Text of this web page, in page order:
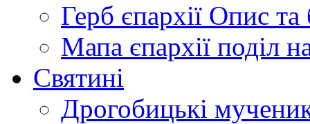
Герб єпархії Опис та
Мапа єпархії поділ
Святині
Дрогобицькі